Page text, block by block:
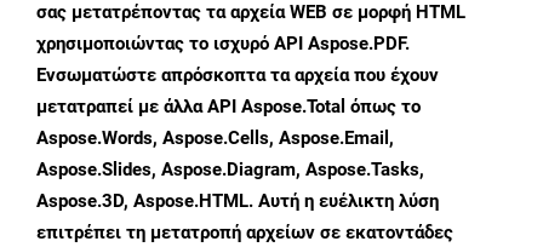
σας μετατρέποντας τα αρχεία WEB σε μορφή HTML
χρησιμοποιώντας το ισχυρό API Aspose.PDF.
Ενσωματώστε απρόσκοπτα τα αρχεία που έχουν
μετατραπεί με άλλα API Aspose.Total όπως το
Aspose.Words, Aspose.Cells, Aspose.Email,
Aspose.Slides, Aspose.Diagram, Aspose.Tasks,
Aspose.3D, Aspose.HTML. Αυτή η ευέλικτη λύση
επιτρέπει τη μετατροπή αρχείων σε εκατοντάδες